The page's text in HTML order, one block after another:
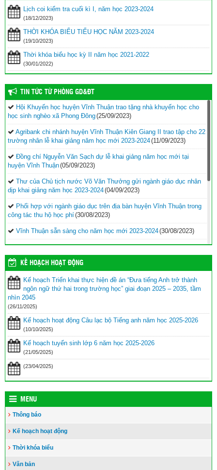
Lịch coi kiểm tra cuối kì I, năm học 2023-2024
(18/12/2023)
THỜI KHÓA BIỂU TIỂU HỌC NĂM 2023-2024
(19/10/2023)
Thời khóa biểu học kỳ II năm học 2021-2022
(30/01/2022)
TIN TỨC TỪ PHÒNG GD&ĐT
Hội Khuyến học huyện Vĩnh Thuận trao tặng nhà khuyến học cho
học sinh nghèo xã Phong Đông(25/09/2023)
Agribank chi nhánh huyện Vĩnh Thuận Kiên Giang II trao tập cho 22
trường nhân lễ khai giảng năm học mới 2023-2024(11/09/2023)
Đồng chí Nguyễn Văn Sạch dự lễ khai giảng năm học mới tại
huyện Vĩnh Thuận(05/09/2023)
Thư của Chủ tịch nước Võ Văn Thưởng gửi ngành giáo dục nhân
dịp khai giảng năm học 2023-2024(04/09/2023)
Phối hợp với ngành giáo dục trên địa bàn huyện Vĩnh Thuận trong
công tác thu hộ học phí(30/08/2023)
Vĩnh Thuận sẵn sàng cho năm học mới 2023-2024(30/08/2023)
Tổng kết năm học 2022-2023 và triển khai phương hướng, nhiệm
vụ trọng tâm năm học 2023-2024(30/08/2023)
Trao 20 suất quà cho học sinh có hoàn cảnh khó khăn trước thềm
năm học mới (25/08/2023)
Toà án nhân dân tỉnh Kiên Giang tặng Quỹ khuyến học huyện Vĩnh
Thuận trước thềm năm học 2023-2024
Đẩy nhanh tiến độ thi công “Công trình xây nhà khuyến học năm
2023” tặng học sinh nghèo vượt khó học giỏi hiện chưa có nhà
ở(10/08/2023)
KẾ HOẠCH HOẠT ĐỘNG
Kế hoạch Triển khai thực hiện đề án “Đưa tiếng Anh trở thành
ngôn ngữ thứ hai trong trường học” giai đoạn 2025 – 2035, tầm
nhìn 2045
(26/11/2025)
Kế hoạch hoạt động Câu lạc bộ Tiếng anh năm học 2025-2026
(10/10/2025)
Kế hoạch tuyển sinh lớp 6 năm học 2025-2026
(21/05/2025)
(23/04/2025)
MENU
Thông báo
Kế hoạch hoạt động
Thời khóa biểu
Văn bản